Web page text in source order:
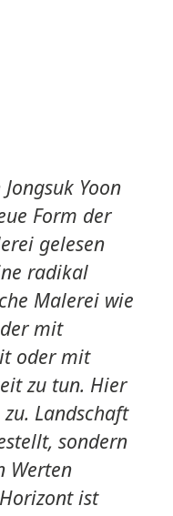
Yoon
Form der
gelesen
radikal
Malerei wie
mit
oder mit
zu tun. Hier
Landschaft
sondern
Werten
ist